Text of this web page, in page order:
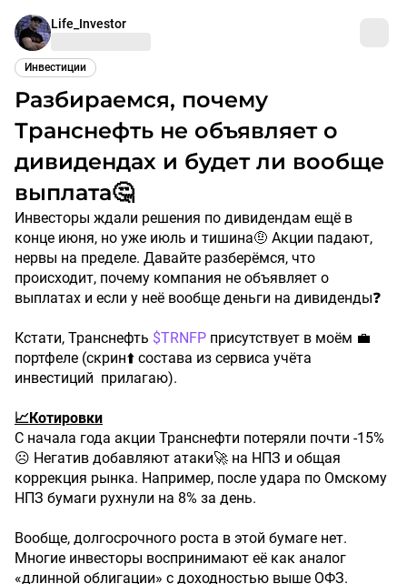
Life_Investor
Инвестиции
Разбираемся, почему
Транснефть не объявляет о
дивидендах и будет ли вообще
выплата🤔
Инвесторы ждали решения по дивидендам ещё в
конце июня, но уже июль и тишина🤨 Акции падают,
нервы на пределе. Давайте разберёмся, что
происходит, почему компания не объявляет о
выплатах и если у неё вообще деньги на дивиденды❓
Кстати, Транснефть $TRNFP присутствует в моём 💼
портфеле (скрин⬆️ состава из сервиса учёта
инвестиций прилагаю).
📈Котировки
С начала года акции Транснефти потеряли почти -15%
☹️ Негатив добавляют атаки🚀 на НПЗ и общая
коррекция рынка. Например, после удара по Омскому
НПЗ бумаги рухнули на 8% за день.
Вообще, долгосрочного роста в этой бумаге нет.
Многие инвесторы воспринимают её как аналог
«длинной облигации» с доходностью выше ОФЗ.